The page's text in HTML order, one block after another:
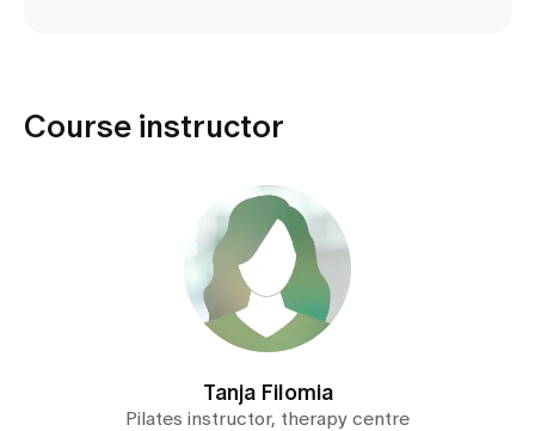
Course instructor
Tanja Filomia
Pilates instructor, therapy centre